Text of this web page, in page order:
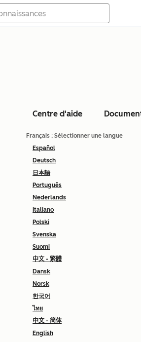
Centre d'aide
Français : Sélectionner une langue
Español
Deutsch
日本語
Português
Nederlands
Italiano
Polski
Svenska
Suomi
中文 - 繁體
Dansk
Norsk
한국어
ไทย
中文 - 简体
English